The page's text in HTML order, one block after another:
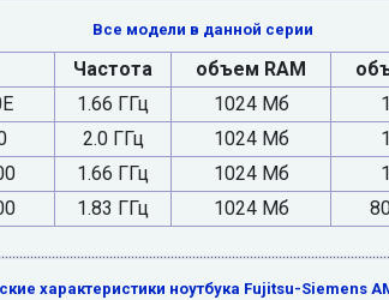
Все модели в данной серии
Частота объем RAM
1.66 ГГц 1024 Мб
2.0 ГГц 1024 Мб
1.66 ГГц 1024 Мб
1.83 ГГц 1024 Мб
характеристики ноутбука Fujitsu-Siemens